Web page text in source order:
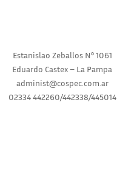
Estanislao Zeballos N° 1061
Eduardo Castex – La Pampa
administ@cospec.com.ar
02334 442260/442338/445014